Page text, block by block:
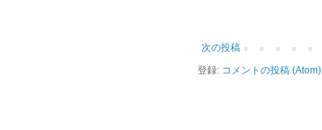
次の投稿
登録: コメントの投稿 (Atom)